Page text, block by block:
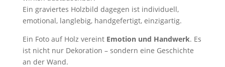
Ein graviertes Holzbild dagegen ist individuell,
emotional, langlebig, handgefertigt, einzigartig.
Ein Foto auf Holz vereint Emotion und Handwerk. Es
ist nicht nur Dekoration – sondern eine Geschichte
an der Wand.